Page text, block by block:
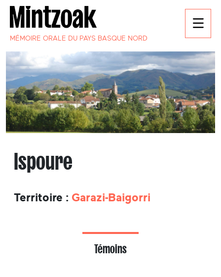
MÉMOIRE ORALE DU PAYS BASQUE NORD
Ispoure
Territoire : Garazi-Baigorri
Témoins